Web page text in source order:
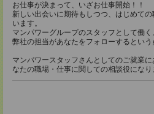
お仕事が決まって、いざお仕事開始！！
新しい出会いに期待もしつつ、はじめて
います。
マンパワーグループのスタッフとして働く
弊社の担当があなたをフォローするという
マンパワースタッフさんとしてのご就業
なたの職場・仕事に関しての相談役になり